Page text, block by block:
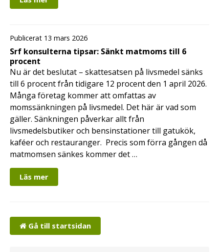
Publicerat 13 mars 2026
Srf konsulterna tipsar: Sänkt matmoms till 6
procent
Nu är det beslutat – skattesatsen på livsmedel sänks
till 6 procent från tidigare 12 procent den 1 april 2026.
Många företag kommer att omfattas av
momssänkningen på livsmedel. Det här är vad som
gäller. Sänkningen påverkar allt från
livsmedelsbutiker och bensinstationer till gatukök,
kaféer och restauranger. Precis som förra gången då
matmomsen sänkes kommer det …
Läs mer
Gå till startsidan